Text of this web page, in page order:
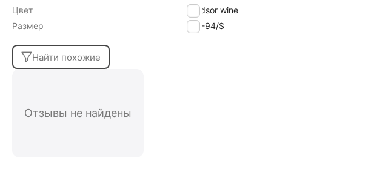
Цвет
windsor wine
Размер
170-94/S
Найти похожие
Отзывы не найдены